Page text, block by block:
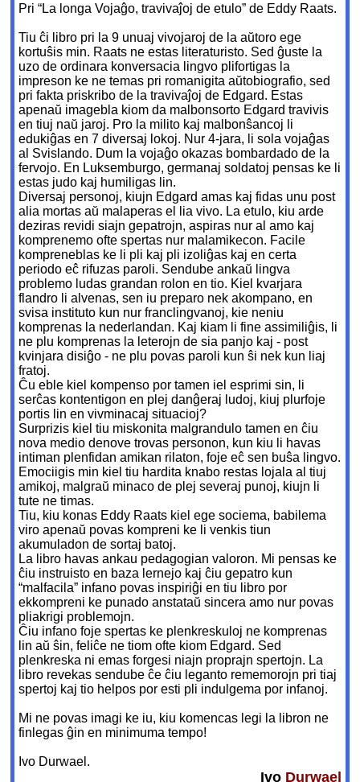
Pri “La longa Vojaĝo, travivaĵoj de etulo” de Eddy Raats.
Tiu ĉi libro pri la 9 unuaj vivojaroj de la aŭtoro ege
kortuŝis min. Raats ne estas literaturisto. Sed ĝuste la
uzo de ordinara konversacia lingvo plifortigas la
impreson ke ne temas pri romanigita aŭtobiografio, sed
pri fakta priskribo de la travivaĵoj de Edgard. Estas
apenaŭ imagebla kiom da malbonsorto Edgard travivis
en tiuj naŭ jaroj. Pro la milito kaj malbonŝancoj li
edukiĝas en 7 diversaj lokoj. Nur 4-jara, li sola vojaĝas
al Svislando. Dum la vojaĝo okazas bombardado de la
fervojo. En Luksemburgo, germanaj soldatoj pensas ke li
estas judo kaj humiligas lin.
Diversaj personoj, kiujn Edgard amas kaj fidas unu post
alia mortas aŭ malaperas el lia vivo. La etulo, kiu arde
deziras revidi siajn gepatrojn, aspiras nur al amo kaj
komprenemo ofte spertas nur malamikecon. Facile
kompreneblas ke li pli kaj pli izoliĝas kaj en certa
periodo eĉ rifuzas paroli. Sendube ankaŭ lingva
problemo ludas grandan rolon en tio. Kiel kvarjara
flandro li alvenas, sen iu preparo nek akompano, en
svisa instituto kun nur franclingvanoj, kie neniu
komprenas la nederlandan. Kaj kiam li fine assimiliĝis, li
ne plu komprenas la leterojn de sia panjo kaj - post
kvinjara disiĝo - ne plu povas paroli kun ŝi nek kun liaj
fratoj.
Ĉu eble kiel kompenso por tamen iel esprimi sin, li
serĉas kontentigon en plej danĝeraj ludoj, kiuj plurfoje
portis lin en vivminacaj situacioj?
Surprizis kiel tiu miskonita malgrandulo tamen en ĉiu
nova medio denove trovas personon, kun kiu li havas
intiman plenfidan amikan rilaton, foje eĉ sen buŝa lingvo.
Emociigis min kiel tiu hardita knabo restas lojala al tiuj
amikoj, malgraŭ minaco de plej severaj punoj, kiujn li
tute ne timas.
Tiu, kiu konas Eddy Raats kiel ege sociema, babilema
viro apenaŭ povas kompreni ke li venkis tiun
akumuladon de sortaj batoj.
La libro havas ankau pedagogian valoron. Mi pensas ke
ĉiu instruisto en baza lernejo kaj ĉiu gepatro kun
“malfacila” infano povas inspiriĝi en tiu libro por
ekkompreni ke punado anstataŭ sincera amo nur povas
pliakrigi problemojn.
Ĉiu infano foje spertas ke plenkreskuloj ne komprenas
lin aŭ ŝin, feliĉe ne tiom ofte kiom Edgard. Sed
plenkreska ni emas forgesi niajn proprajn spertojn. La
libro revekas sendube ĉe ĉiu leganto rememorojn pri tiaj
spertoj kaj tio helpos por esti pli indulgema por infanoj.
Mi ne povas imagi ke iu, kiu komencas legi la libron ne
finlegas ĝin en minimuma tempo!
Ivo Durwael.
Ivo Durwael